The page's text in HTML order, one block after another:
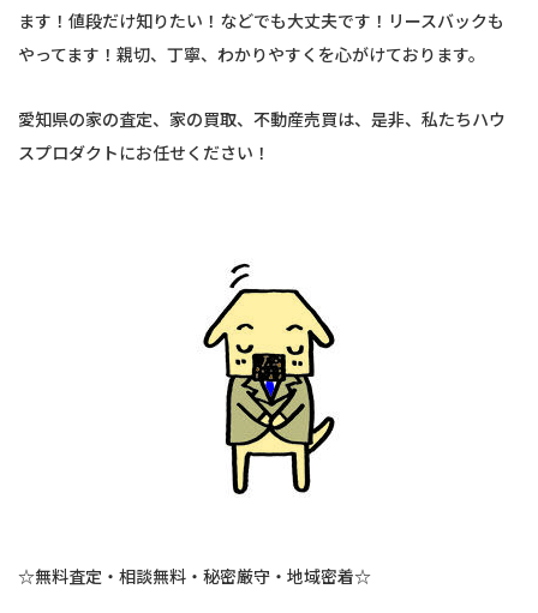
ます！値段だけ知りたい！などでも大丈夫です！リースバックも
やってます！親切、丁寧、わかりやすくを心がけております。
愛知県の家の査定、家の買取、不動産売買は、是非、私たちハウ
スプロダクトにお任せください！
☆無料査定・相談無料・秘密厳守・地域密着☆